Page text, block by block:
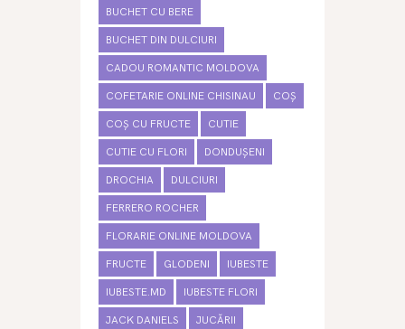
BUCHET CU BERE
BUCHET DIN DULCIURI
CADOU ROMANTIC MOLDOVA
COFETARIE ONLINE CHISINAU COȘ
COȘ CU FRUCTE CUTIE
CUTIE CU FLORI DONDUȘENI
DROCHIA DULCIURI
FERRERO ROCHER
FLORARIE ONLINE MOLDOVA
FRUCTE GLODENI IUBESTE
IUBESTE.MD IUBESTE FLORI
JACK DANIELS JUCĂRII